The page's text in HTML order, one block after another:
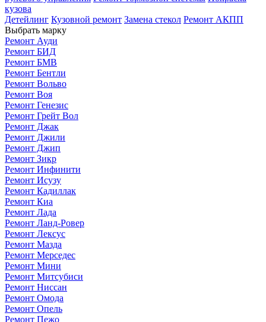
кузова
Детейлинг Кузовной ремонт Замена стекол Ремонт АКПП
Выбрать марку
Ремонт Ауди
Ремонт БИД
Ремонт БМВ
Ремонт Бентли
Ремонт Вольво
Ремонт Воя
Ремонт Генезис
Ремонт Грейт Вол
Ремонт Джак
Ремонт Джили
Ремонт Джип
Ремонт Зикр
Ремонт Инфинити
Ремонт Исузу
Ремонт Кадиллак
Ремонт Киа
Ремонт Лада
Ремонт Ланд-Ровер
Ремонт Лексус
Ремонт Мазда
Ремонт Мерседес
Ремонт Мини
Ремонт Митсубиси
Ремонт Ниссан
Ремонт Омода
Ремонт Опель
Ремонт Пежо